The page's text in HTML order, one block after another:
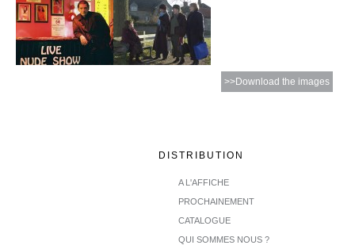
>>Download the images
DISTRIBUTION
A L'AFFICHE
PROCHAINEMENT
CATALOGUE
QUI SOMMES NOUS ?